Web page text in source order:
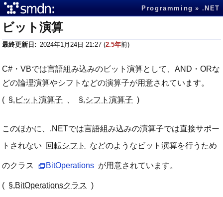
Programming .NET
ビット演算
最終更新日 2024年1月24日 21:27 (2.5年前)
C#・VBでは言語組み込みのビット演算として、AND・ORな
どの論理演算やシフトなどの演算子が用意されています。
( §.ビット演算子 §.シフト演算子 )
このほかに、.NETでは言語組み込みの演算子では直接サポー
トされない
回転シフト などのようなビット演算を行うため
のクラス BitOperations が用意されています。
( §.BitOperationsクラス )